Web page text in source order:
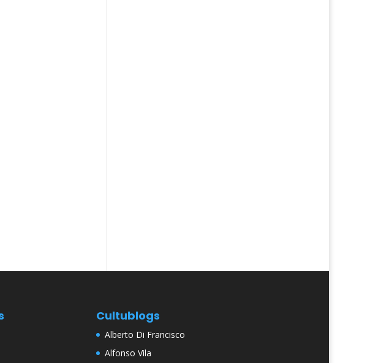
Cultublogs
Alberto Di Francisco
Alfonso Vila